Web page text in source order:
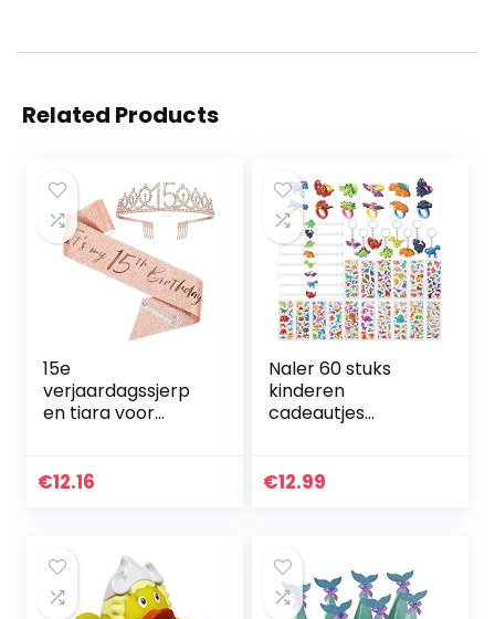
Related Products
15e
verjaardagssjerp
en tiara voor
verjaardagssjerp,
€12.16
Naler 60 stuks
kinderen
cadeautjes
sleutelhanger
€12.99